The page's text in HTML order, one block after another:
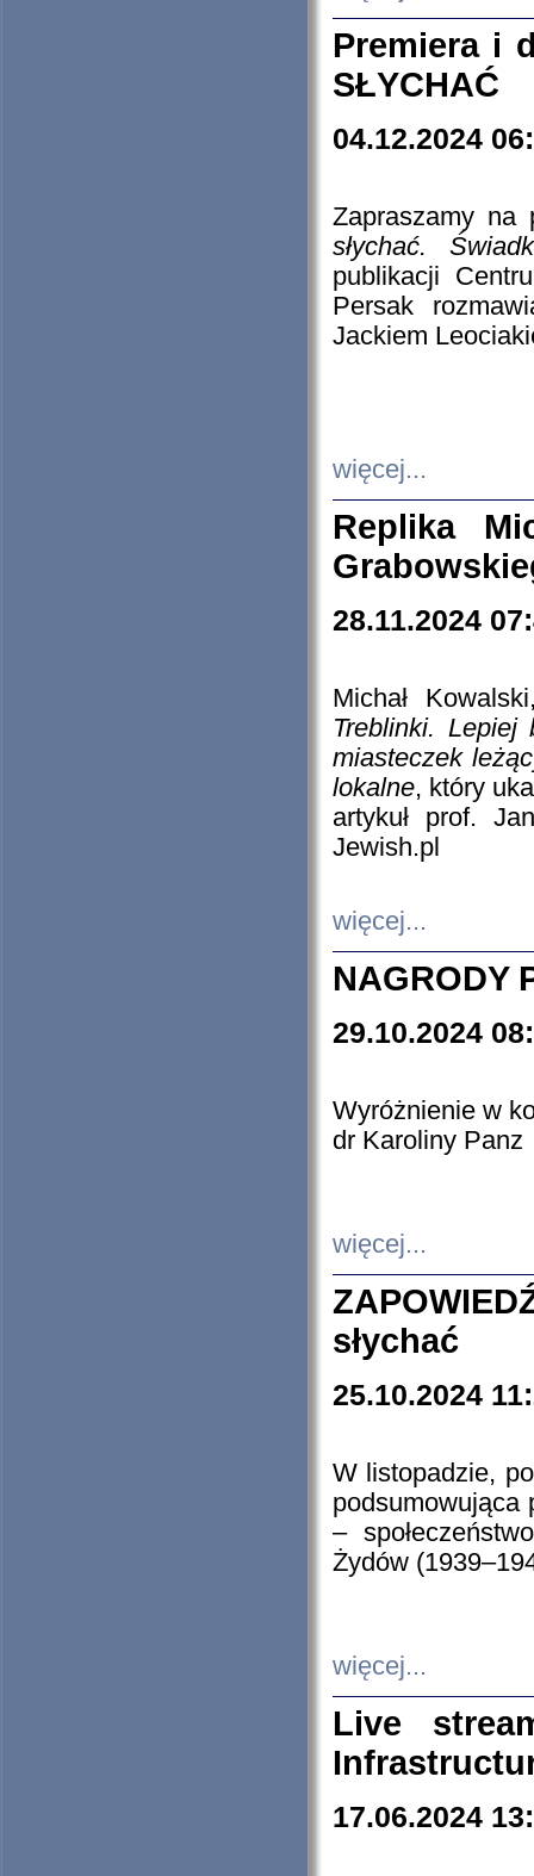
Premiera i
SŁYCHAĆ
04.12.2024
Zapraszamy
słychać.
publikacji
Persak
Jackiem
więcej...
Replika
28.11.2024
Michał
Treblinki. Lepiej
miasteczek
lokalne, który
artykuł prof.
Jewish.pl
więcej...
NAGRODY
29.10.2024
Wyróżnienie w
dr Karoliny Panz
więcej...
słychać
25.10.2024
W listopadzie,
podsumowująca
–
Żydów
więcej...
Live
17.06.2024